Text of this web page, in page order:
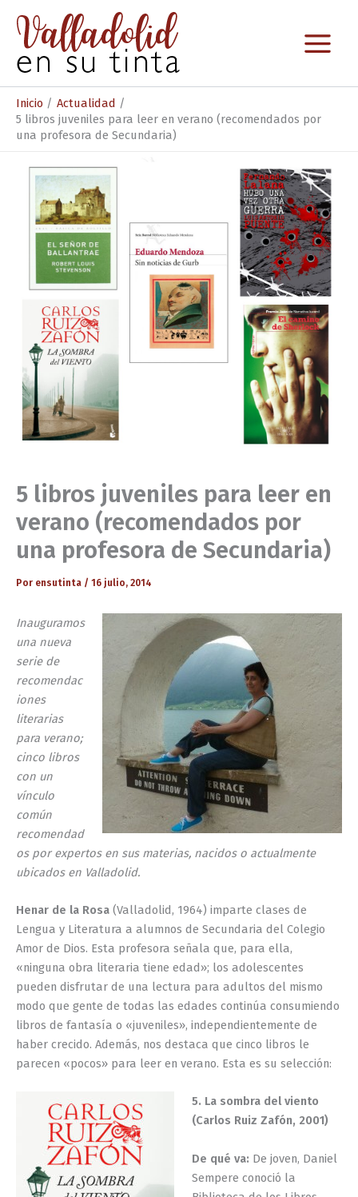
contenido
Inicio
Actualidad
5 libros juveniles para leer en verano (recomendados por
una profesora de Secundaria)
5 libros juveniles para leer en
verano (recomendados por
una profesora de Secundaria)
Por ensutinta / 16 julio, 2014
Inauguramos
una nueva
serie de
recomendac
iones
literarias
para verano;
cinco libros
con un
vínculo
común
recomendad
os por expertos en sus materias, nacidos o actualmente
ubicados en Valladolid.
Henar de la Rosa (Valladolid, 1964) imparte clases de
Lengua y Literatura a alumnos de Secundaria del Colegio
Amor de Dios. Esta profesora señala que, para ella,
«ninguna obra literaria tiene edad»; los adolescentes
pueden disfrutar de una lectura para adultos del mismo
modo que gente de todas las edades continúa consumiendo
libros de fantasía o «juveniles», independientemente de
haber crecido. Además, nos destaca que cinco libros le
parecen «pocos» para leer en verano. Esta es su selección:
5. La sombra del viento
(Carlos Ruiz Zafón, 2001)
De qué va: De joven, Daniel
Sempere conoció la